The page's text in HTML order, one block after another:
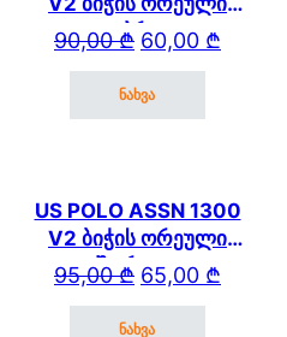
კაპრით
90,00₾ Original price
60,00 ₾
Current price is:
ნახვა
US POLO ASSN 1300
V2 ბიჭის ორეული
შორტით
95,00₾ Original price
65,00 ₾
Current price is:
ნახვა